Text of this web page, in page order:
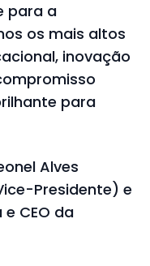
para a
os mais altos
inovação
para
Alves
Presidente) e
CEO da